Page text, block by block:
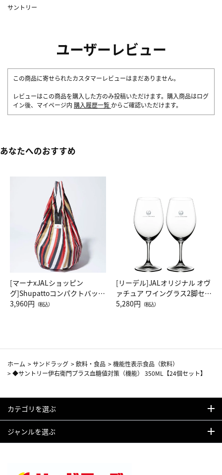
サントリー
ユーザーレビュー
この商品に寄せられたカスタマーレビューはまだありません。
レビューはこの商品を購入した方のみ投稿いただけます。購入商品はログ
イン後、マイページ内 購入履歴一覧 からご確認いただけます。
あなたへのおすすめ
[マーナxJALショッピン
グ]Shupattoコンパクトバッグ
Drop JAL客室乗務員（LC）ス
3,960円 （税込）
[リーデル]JALオリジナル オヴ
ァチュア ワイングラス2脚セッ
ト（レッドワイン）
5,280円 （税込）
ホーム >サンドラッグ >飲料・食品 >機能性表示食品（飲料）
>◆サントリー伊右衛門プラス血糖値対策（機能） 350ML【24個セット】
カテゴリを選ぶ
ジャンルを選ぶ